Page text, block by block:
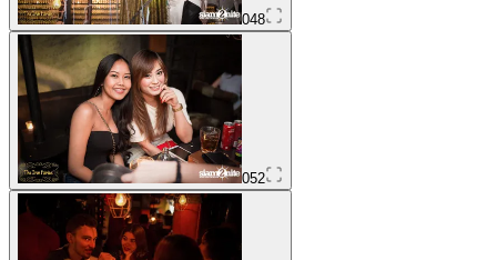
048
052